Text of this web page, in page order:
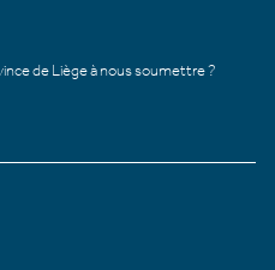
de Liège à nous soumettre ?